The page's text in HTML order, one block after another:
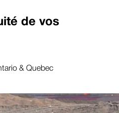
de vos
& Quebec